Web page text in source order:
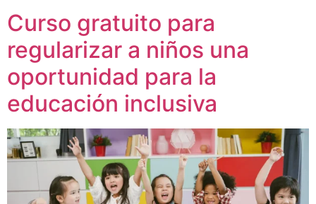
Curso gratuito para
regularizar a niños una
oportunidad para la
educación inclusiva